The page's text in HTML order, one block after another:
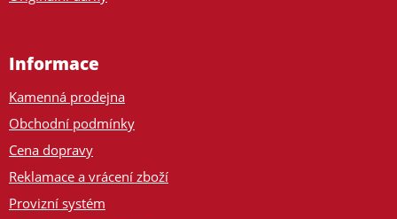
Informace
Kamenná prodejna
Obchodní podmínky
Cena dopravy
Reklamace a vrácení zboží
Provizní systém